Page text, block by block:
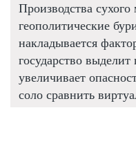
Производства
геополитические
накладывается
государство
увеличивает
соло сравнить